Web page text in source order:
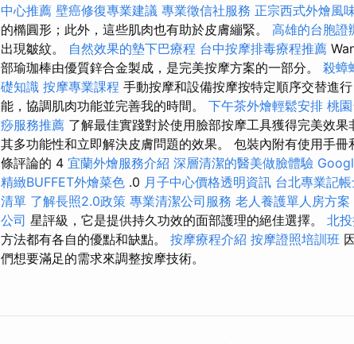
中心推薦 壁癌修復專業建議 專業徵信社服務 正宗西式外燴風
的橢圓形；此外，這些肌肉也有助於皮膚繃緊。 高雄的台胞證
出現皺紋。 自然效果的墊下巴療程 台中按摩排毒療程推薦
部瑜珈棒由優質鋅合金製成，是完美按摩方案的一部分。 殺蟑
礎知識 按摩專業課程 手動按摩和設備按摩按特定順序交替進
能，協調肌肉功能並完善我的時間。 下午茶外燴輕鬆安排 桃
痧服務推薦 了解最佳實踐對於使用臉部按摩工具獲得完美效
其多功能性和立即解決皮膚問題的效果。 包裝內附有使用手
條評論的 4 宜蘭外燴服務介紹 深層清潔的醫美做臉體驗
精緻BUFFET外燴菜色 .0 月子中心價格透明資訊 台北專業記
清單 了解長照2.0政策 專業清潔公司服務 老人養護單人房方案
公司 星評級，它是提供持久功效的面部護理的絕佳選擇。 北
方法都有各自的優點和缺點。 按摩療程介紹 按摩證照培訓班
們想要滿足的需求來調整按摩技術。